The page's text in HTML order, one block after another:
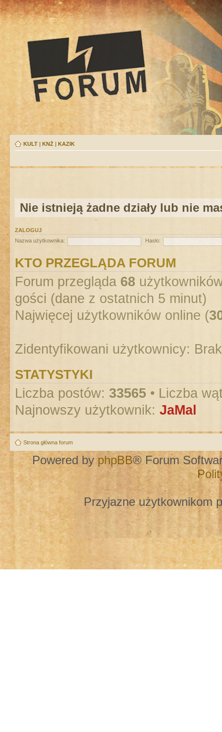
KULT | KNŻ | KAZIK
Nie istnieją żadne działy lub nie
ZALOGUJ
Nazwa użytkownika:
Hasło:
KTO PRZEGLĄDA FORUM
Forum przegląda 68
gości (dane z ostatnich 5 minut)
Najwięcej użytkowników online (
Zidentyfikowani użytkownicy:
STATYSTYKI
Liczba postów: 33565 • Liczba
Najnowszy użytkownik: JaMal
Strona główna forum
Powered by phpBB® Forum
Przyjazne użytkownikom